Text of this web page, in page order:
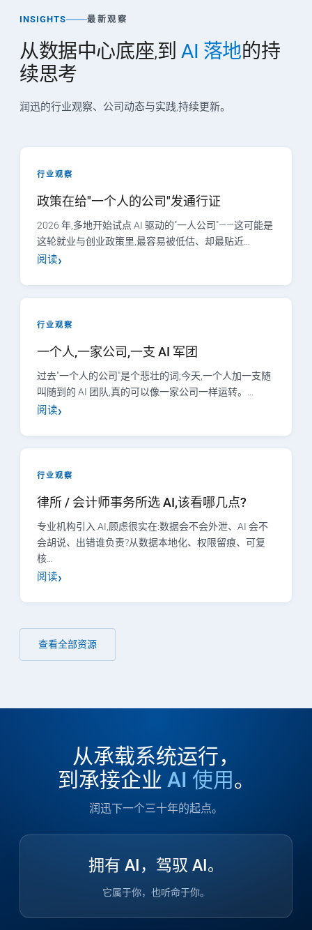
INSIGHTS 最新观察
从数据中心底座,到AI 落地的持
续思考
润迅的行业观察、公司动态与实践,持续更新。
行业观察
政策在给"一个人的公司"发通行证
2026 年,多地开始试点 AI 驱动的"一人公司"——这可能是
这轮就业与创业政策里,最容易被低估、却最贴近…
阅读
行业观察
一个人,一家公司,一支 AI 军团
过去"一个人的公司"是个悲壮的词;今天,一个人加一支随
叫随到的 AI 团队,真的可以像一家公司一样运转。…
阅读
行业观察
律所 / 会计师事务所选 AI,该看哪几点?
专业机构引入 AI,顾虑很实在:数据会不会外泄、AI 会不
会胡说、出错谁负责?从数据本地化、权限留痕、可复
核…
阅读
查看全部资源
从承载系统运行，
到承接企业 AI 使用。
润迅下一个三十年的起点。
拥有 AI，驾驭 AI。
它属于你，也听命于你。